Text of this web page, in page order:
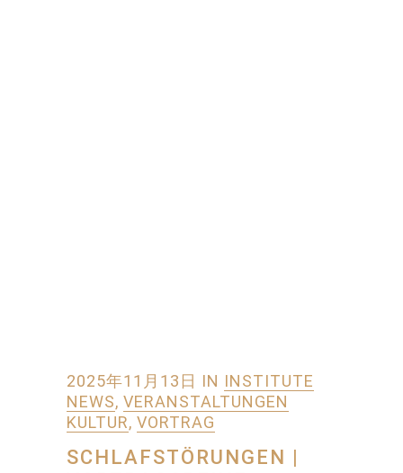
2025年11月13日 IN INSTITUTE
NEWS, VERANSTALTUNGEN
KULTUR, VORTRAG
SCHLAFSTÖRUNGEN |